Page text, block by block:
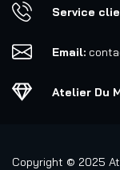
Service
Email:
Atelier Du
Copyright © 2025